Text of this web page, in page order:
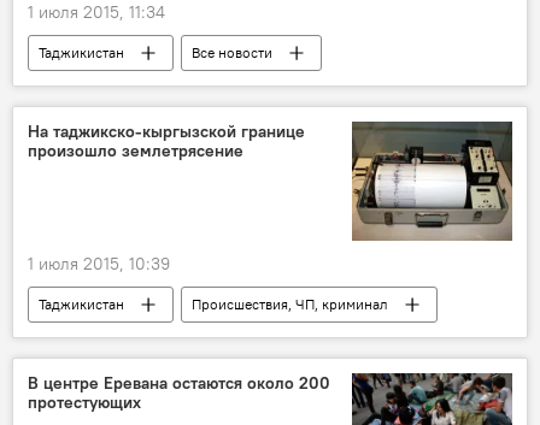
1 июля 2015, 11:34
Таджикистан
Все новости
Экономика
реформа
коррупция
сокращение
Нацбанк Таджикистана
На таджикско-кыргызской границе
произошло землетрясение
1 июля 2015, 10:39
Таджикистан
Происшествия, ЧП, криминал
Все новости
Кыргызстан
граница
землетрясение
шкала MSK-64
Таджикско-кыргызская граница: последние новости
В центре Еревана остаются около 200
протестующих